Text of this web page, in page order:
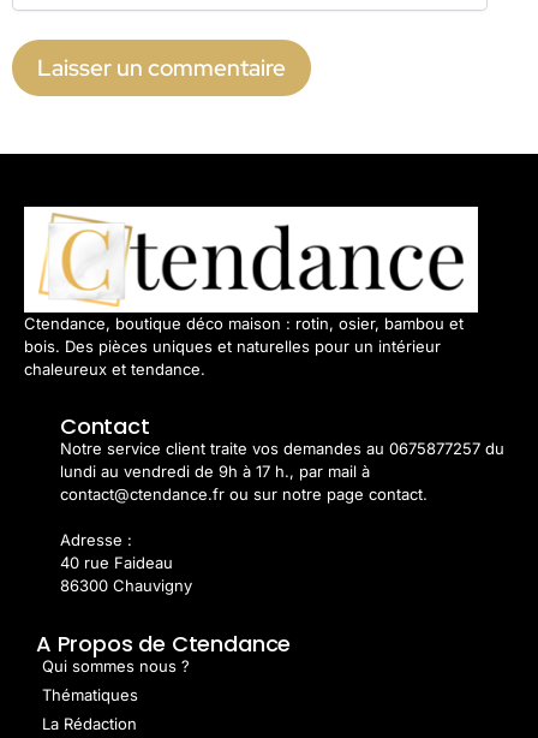
Ctendance, boutique déco maison : rotin, osier, bambou et
bois. Des pièces uniques et naturelles pour un intérieur
chaleureux et tendance.
Contact
Notre service client traite vos demandes au 0675877257 du
lundi au vendredi de 9h à 17 h., par mail à
contact@ctendance.fr ou sur notre page contact.
Adresse :
40 rue Faideau
86300 Chauvigny
A Propos de Ctendance
Qui sommes nous ?
Thématiques
La Rédaction